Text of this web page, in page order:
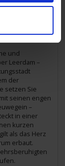
und
Leerdam –
der
setzen Sie
seinen engen
–
in einer
kurzen
als das Herz
erbaut.